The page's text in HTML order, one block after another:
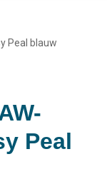
Peal blauw
Peal